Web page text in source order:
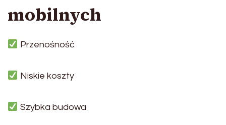
mobilnych
Przenośność
Niskie koszty
Szybka budowa